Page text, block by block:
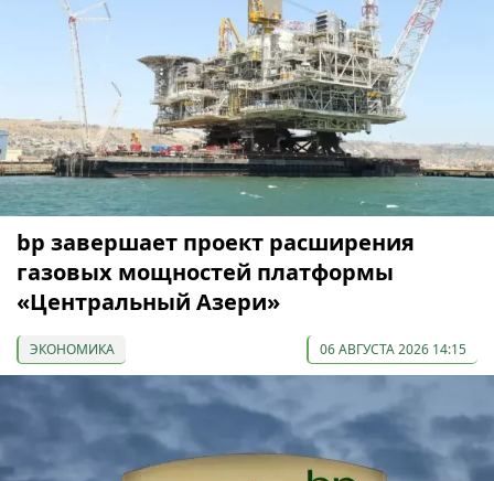
bp завершает проект расширения
газовых мощностей платформы
«Центральный Азери»
ЭКОНОМИКА 06 АВГУСТА 2026 14:15